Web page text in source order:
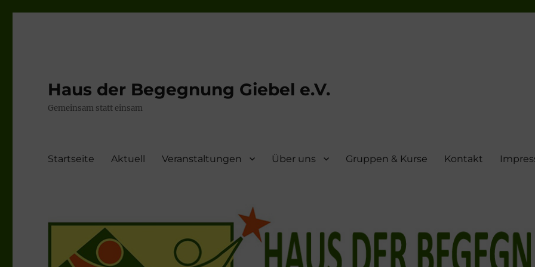
Haus der Begegnung Giebel e.V.
Gemeinsam statt einsam
Startseite Aktuell Veranstaltungen Über uns Gruppen & Kurse Kontakt